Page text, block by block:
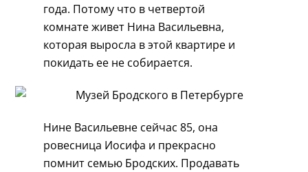
года. Потому что в четвертой
комнате живет Нина Васильевна,
которая выросла в этой квартире и
покидать ее не собирается.
Нине Васильевне сейчас 85, она
ровесница Иосифа и прекрасно
помнит семью Бродских. Продавать